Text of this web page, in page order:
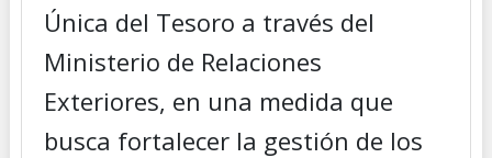
Única del Tesoro a través del
Ministerio de Relaciones
Exteriores, en una medida que
busca fortalecer la gestión de los